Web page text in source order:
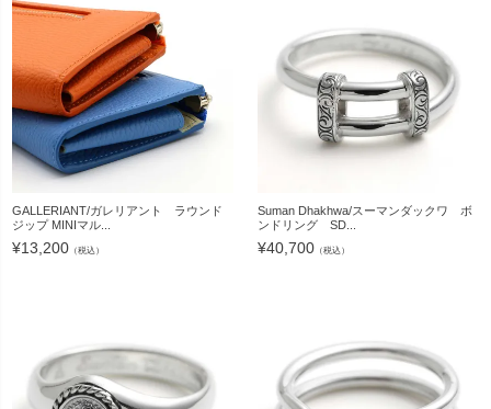
GALLERIANT/ガレリアント ラウンド
ジップ MINIマル...
¥13,200 （税込）
Suman Dhakhwa/スーマンダックワ ボ
ンドリング SD...
¥40,700 （税込）